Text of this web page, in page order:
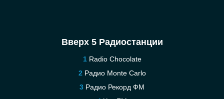
Вверх 5 Радиостанции
Radio Chocolate
Радио Monte Carlo
Радио Рекорд ФМ